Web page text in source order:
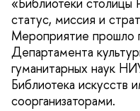
статус, миссия и
Мероприятие прошло
Департамента
гуманитарных наук
Библиотека искусств
соорганизаторами.